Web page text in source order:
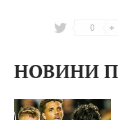
0
НОВИНИ